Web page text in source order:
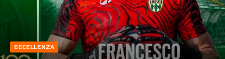
ECCELLENZA